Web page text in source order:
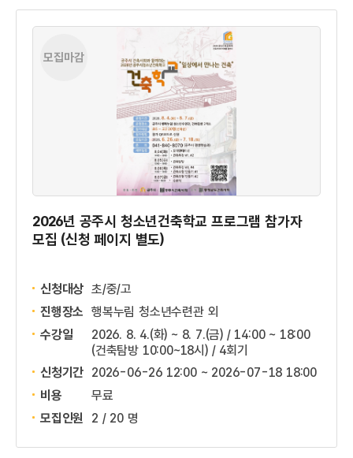
모집마감
2026년 공주시 청소년건축학교 프로그램 참가자
모집 (신청 페이지 별도)
신청대상 초/중/고
진행장소 행복누림 청소년수련관 외
수강일
2026. 8. 4.(화) ~ 8. 7.(금) / 14:00 ~ 18:00
(건축탐방 10:00~18시) / 4회기
신청기간 2026-06-26 12:00 ~ 2026-07-18 18:00
비용
무료
모집인원
2 / 20 명